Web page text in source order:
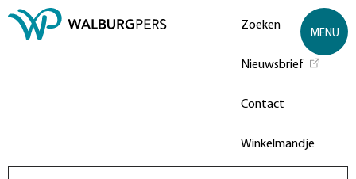
Zoeken
Nieuwsbrief
Contact
Winkelmandje
MENU